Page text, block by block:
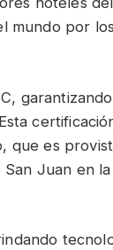
mundo por
que es
Juan en